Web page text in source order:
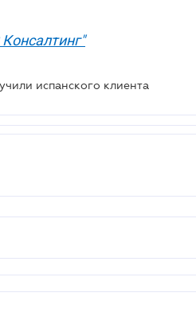
испанского клиента